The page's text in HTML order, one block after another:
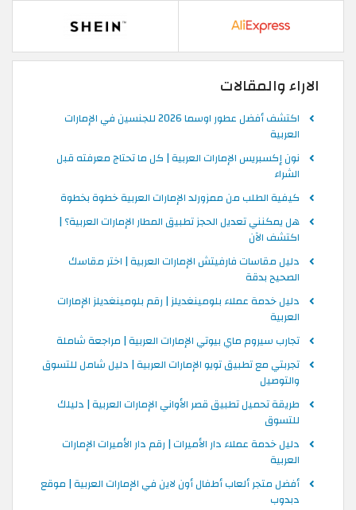
الاراء والمقالات
اكتشف أفضل عطور اوسما 2026 للجنسين في الإمارات
العربية
نون إكسبريس الإمارات العربية | كل ما تحتاج معرفته قبل
الشراء
كيفية الطلب من ممزورلد الإمارات العربية خطوة بخطوة
هل يمكنني تعديل الحجز تطبيق المطار الإمارات العربية؟ |
اكتشف الآن
دليل مقاسات فارفيتش الإمارات العربية | اختر مقاسك
الصحيح بدقة
دليل خدمة عملاء بلومينغديلز | رقم بلومينغديلز الإمارات
العربية
تجارب سيروم ماي بيوتي الإمارات العربية | مراجعة شاملة
تجربتي مع تطبيق تويو الإمارات العربية | دليل شامل للتسوق
والتوصيل
طريقة تحميل تطبيق قصر الأواني الإمارات العربية | دليلك
للتسوق
دليل خدمة عملاء دار الأميرات | رقم دار الأميرات الإمارات
العربية
أفضل متجر ألعاب أطفال أون لاين في الإمارات العربية | موقع
دبدوب